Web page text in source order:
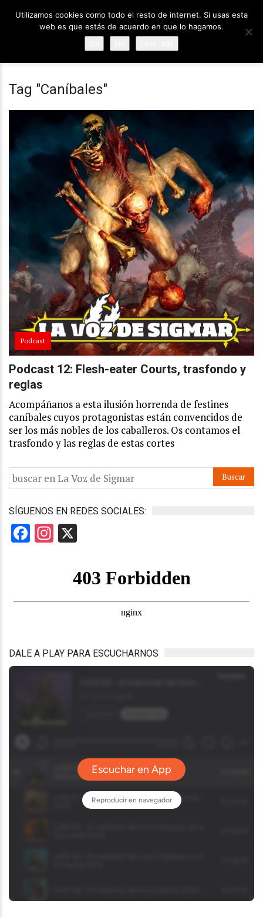
Tag "Caníbales"
Podcast
Podcast 12: Flesh-eater Courts, trasfondo y
reglas
Acompáñanos a esta ilusión horrenda de festines
caníbales cuyos protagonistas están convencidos de
ser los más nobles de los caballeros. Os contamos el
trasfondo y las reglas de estas cortes
SÍGUENOS EN REDES SOCIALES:
Facebook
Instagram
DALE A PLAY PARA ESCUCHARNOS
Utilizamos cookies como todo el resto de internet. Si usas esta
web es que estás de acuerdo en que lo hagamos.